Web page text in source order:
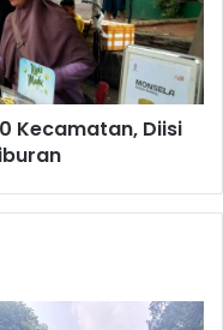
Kecamatan, Diisi